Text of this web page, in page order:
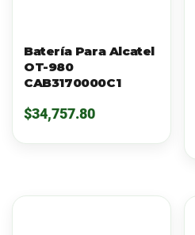
Batería Para Alcatel
OT-980
CAB3170000C1
$34,757.80